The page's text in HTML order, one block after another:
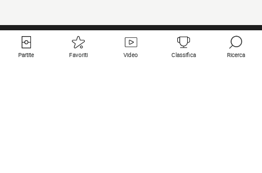
Partite Favoriti Video Classifica Ricerca